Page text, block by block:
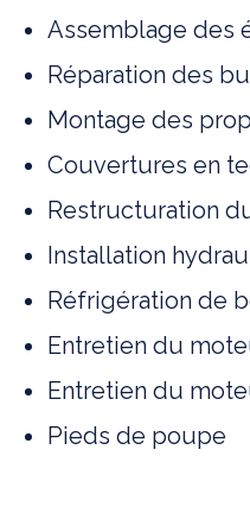
Assemblage des
Réparation des
Montage des
Couvertures en
Restructuration
Installation
Réfrigération de
Entretien du
Entretien du
Pieds de poupe